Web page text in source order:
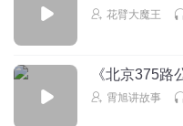
花臂大魔王
《北京375路
霄旭讲故事